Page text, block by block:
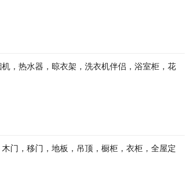
，热水器，晾衣架，洗衣机伴侣，浴室柜，花
门，移门，地板，吊顶，橱柜，衣柜，全屋定